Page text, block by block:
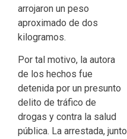
arrojaron un peso
aproximado de dos
kilogramos.
Por tal motivo, la autora
de los hechos fue
detenida por un presunto
delito de tráfico de
drogas y contra la salud
pública. La arrestada, junto